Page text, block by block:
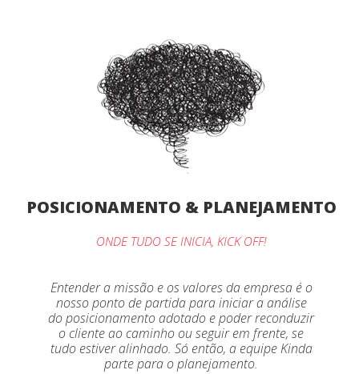
POSICIONAMENTO & PLANEJAMENTO
ONDE TUDO SE INICIA, KICK OFF!
Entender a missão e os valores da empresa é o
nosso ponto de partida para iniciar a análise
do posicionamento adotado e poder reconduzir
o cliente ao caminho ou seguir em frente, se
tudo estiver alinhado. Só então, a equipe Kinda
parte para o planejamento.